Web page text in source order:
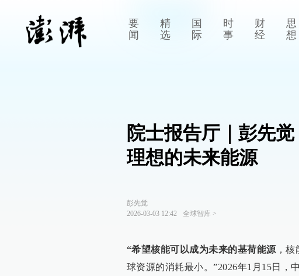
要
闻
精
选
国
际
时
事
财
经
思
想
院士报告厅｜彭先
理想的未来能源
彭先觉
2026-03-03 12:42
全球智库>
“希望核能可以成为未来的基荷能源 ，
球资源的消耗最小。”2026年1月15日，